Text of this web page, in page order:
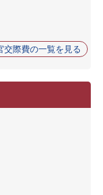
交際費の一覧を見る